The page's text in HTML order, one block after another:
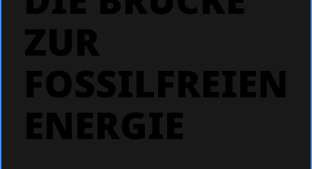
ZUR
FOSSILFREIEN
ENERGIE